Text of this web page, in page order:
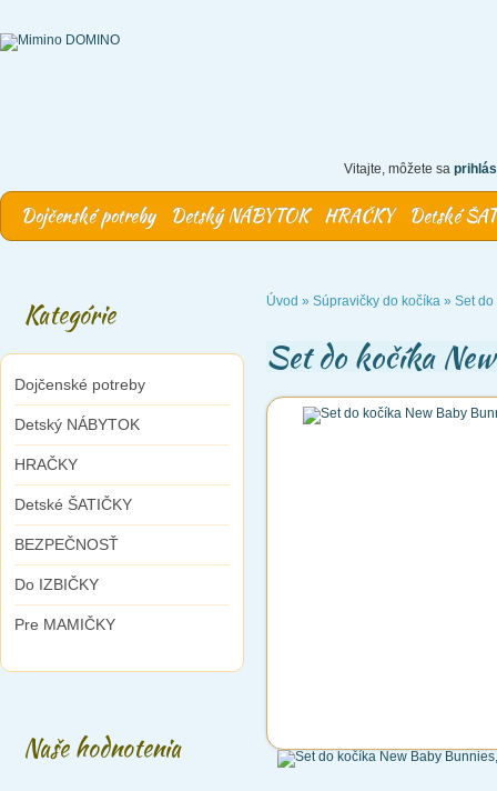
Vitajte, môžete sa
Dojčenské potreby Detský NÁBYTOK HRAČKY Detské
Kategórie
Dojčenské potreby
Detský NÁBYTOK
HRAČKY
Detské ŠATIČKY
BEZPEČNOSŤ
Do IZBIČKY
Pre MAMIČKY
Naše hodnotenia
Úvod » Súpravičky do kočíka » Set do
Set do kočíka